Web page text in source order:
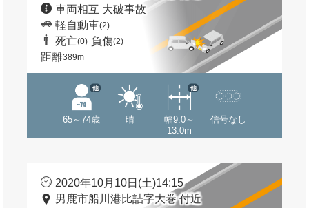
車両相互 大破事故
軽自動車(2)
死亡(0) 負傷(2)
距離389m
65～74歳
他
晴
幅9.0～
13.0m
他
信号なし
2020年10月10日(土)14:15
男鹿市船川港比詰字大巻 付近